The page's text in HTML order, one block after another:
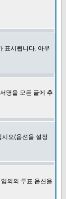
표시됩니다. 아무
명을 모든 글에 추
오(옵션을 설정
의의 투표 옵션을